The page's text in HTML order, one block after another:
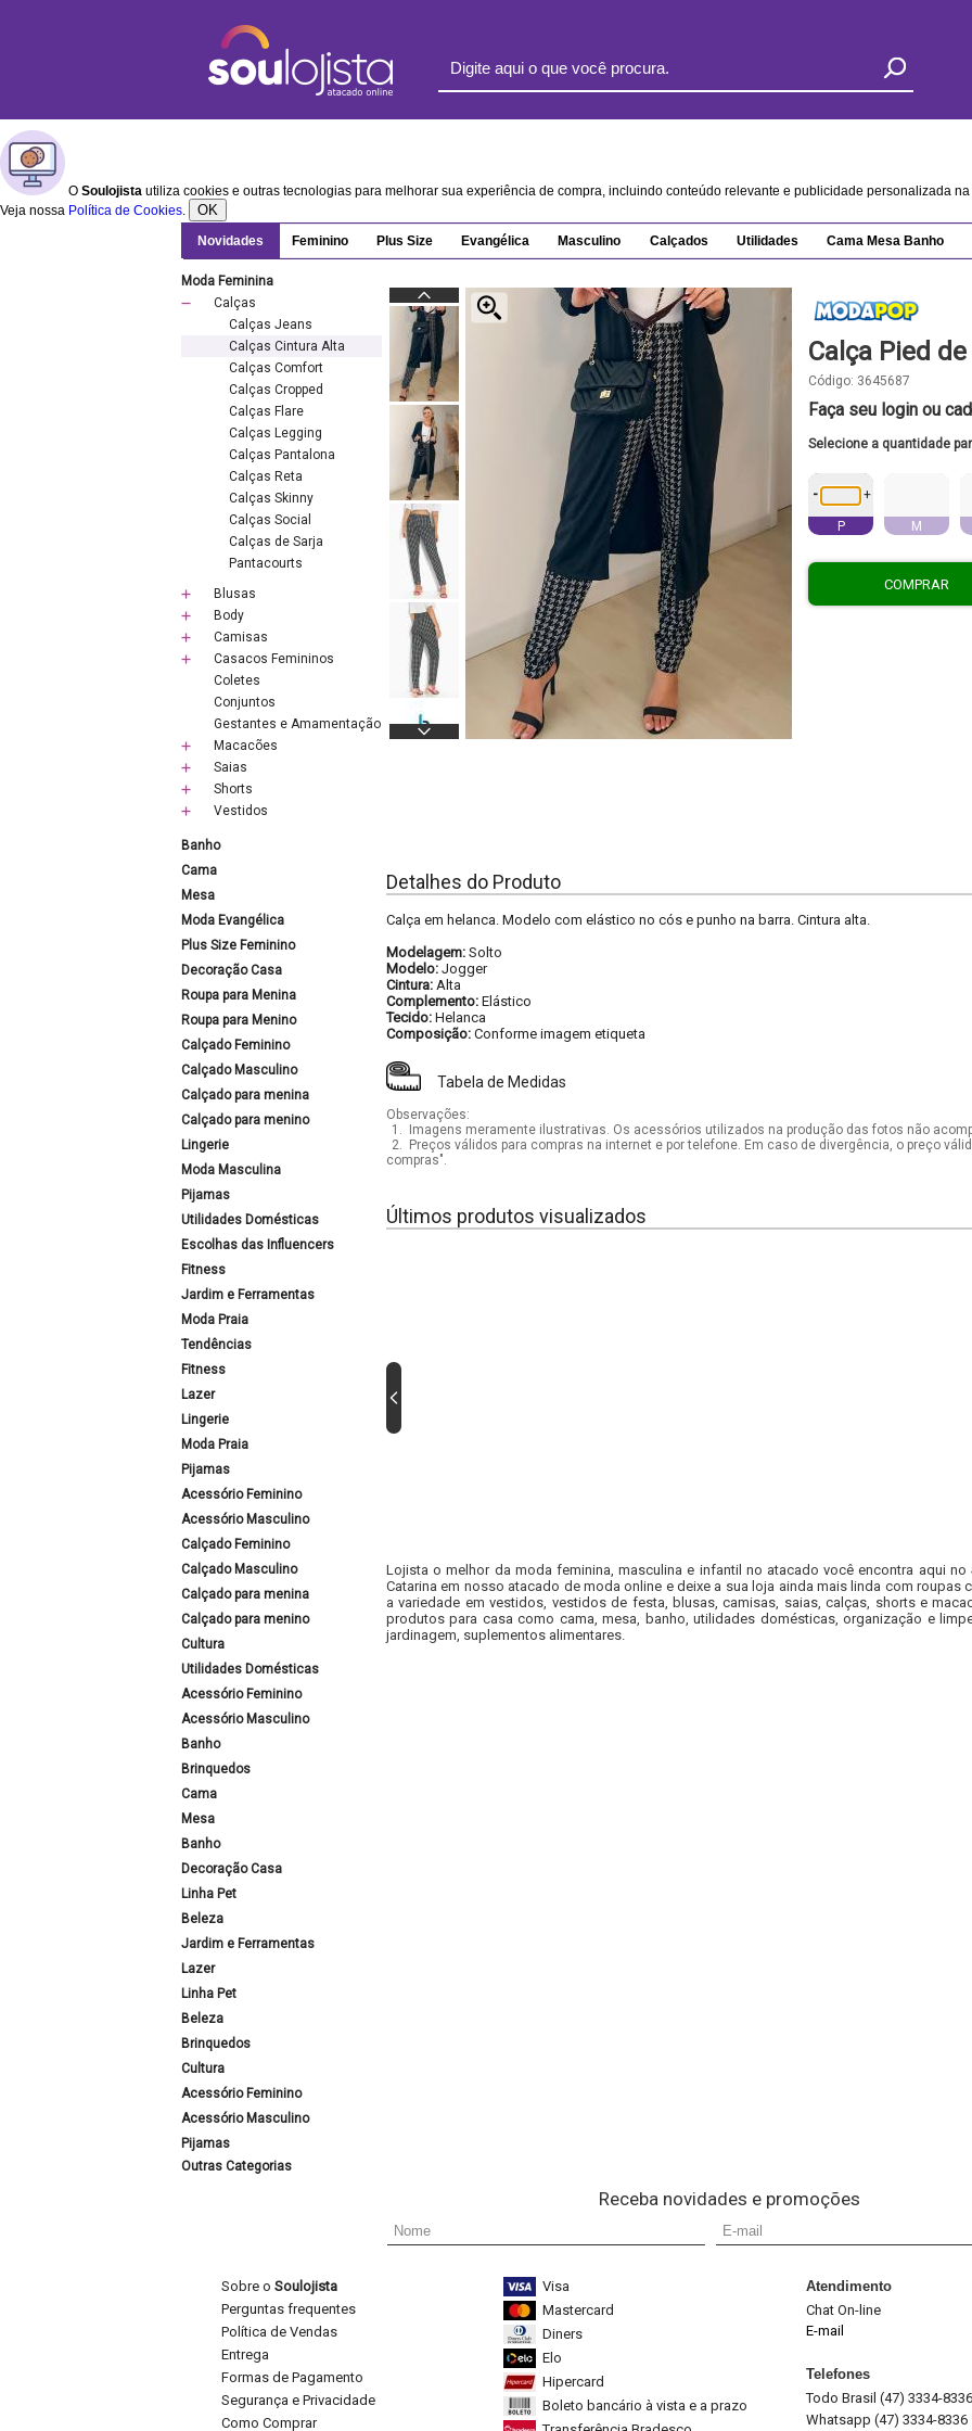
O Soulojista utiliza cookies e outras tecnologias para melhorar sua experiência de compra, incluindo conteúdo relevante e publicidade personalizada
Veja nossa Política de Cookies. OK
Novidades Feminino Plus Size Evangélica Masculino Calçados Utilidades Cama Mesa Banho
Moda Feminina
Calças
Calças Jeans
Calças Cintura Alta
Calças Comfort
Calças Cropped
Calças Flare
Calças Legging
Calças Pantalona
Calças Reta
Calças Skinny
Calças Social
Calças de Sarja
Pantacourts
Blusas
Body
Camisas
Casacos Femininos
Coletes
Conjuntos
Gestantes e Amamentação
Macacões
Saias
Shorts
Vestidos
Banho
Cama
Mesa
Moda Evangélica
Plus Size Feminino
Decoração Casa
Roupa para Menina
Roupa para Menino
Calçado Feminino
Calçado Masculino
Calçado para menina
Calçado para menino
Lingerie
Moda Masculina
Pijamas
Utilidades Domésticas
Escolhas das Influencers
Fitness
Jardim e Ferramentas
Moda Praia
Tendências
Fitness
Lazer
Lingerie
Moda Praia
Pijamas
Acessório Feminino
Acessório Masculino
Calçado Feminino
Calçado Masculino
Calçado para menina
Calçado para menino
Cultura
Utilidades Domésticas
Acessório Feminino
Acessório Masculino
Banho
Brinquedos
Cama
Mesa
Banho
Decoração Casa
Linha Pet
Beleza
Jardim e Ferramentas
Lazer
Linha Pet
Beleza
Brinquedos
Cultura
Acessório Feminino
Acessório Masculino
Pijamas
Outras Categorias
Calça Pied
Código: 3645687
Faça seu login ou
Selecione a quantidade
- +
P M
COMPRAR
Detalhes do Produto
Calça em helanca. Modelo com elástico no cós e punho na barra. Cintura alta.
Modelagem: Solto
Modelo: Jogger
Cintura: Alta
Complemento: Elástico
Tecido: Helanca
Composição: Conforme imagem etiqueta
Tabela de Medidas
Observações:
1.
Imagens meramente ilustrativas. Os acessórios utilizados na produção das fotos não
2.
Preços válidos para compras na internet e por telefone. Em caso de divergência, o preço
compras".
Últimos produtos visualizados
Lojista o melhor da moda feminina, masculina e infantil no atacado você encontra aqui no
Catarina em nosso atacado de moda online e deixe a sua loja ainda mais linda com roupas
a variedade em vestidos, vestidos de festa, blusas, camisas, saias, calças, shorts e
produtos para casa como cama, mesa, banho, utilidades domésticas, organização e
jardinagem, suplementos alimentares.
Receba novidades e promoções
Sobre o Soulojista
Perguntas frequentes
Política de Vendas
Entrega
Formas de Pagamento
Segurança e Privacidade
Como Comprar
Visa
Mastercard
Diners
Elo
Hipercard
Boleto bancário à vista e a prazo
Atendimento
Chat On-line
E-mail
Telefones
Todo Brasil (47) 3334-8336
Whatsapp (47) 3334-8336